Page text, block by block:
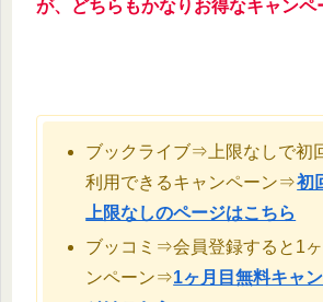
が、どちらもかなりお得なキャンペ
ブックライブ⇒上限なしで初
利用できるキャンペーン⇒初
上限なしのページはこちら
ブッコミ⇒会員登録すると1
ンペーン⇒1ヶ月目無料キャ